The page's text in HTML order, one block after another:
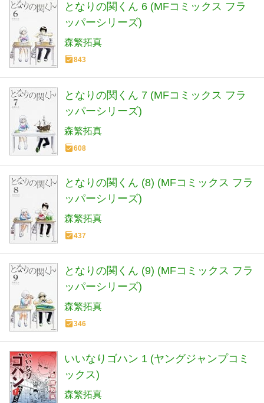
となりの関くん 6 (MFコミックス フラ
ッパーシリーズ)
森繁拓真
843
となりの関くん 7 (MFコミックス フラ
ッパーシリーズ)
森繁拓真
608
となりの関くん (8) (MFコミックス フラ
ッパーシリーズ)
森繁拓真
437
となりの関くん (9) (MFコミックス フラ
ッパーシリーズ)
森繁拓真
346
いいなりゴハン 1 (ヤングジャンプコミ
ックス)
森繁拓真